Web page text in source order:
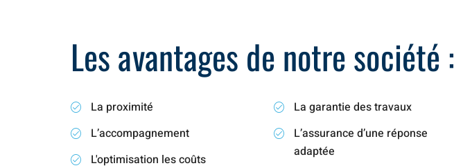
Les avantages de notre société :
La proximité
L’accompagnement
L'optimisation les coûts
La garantie des travaux
L’assurance d’une réponse
adaptée